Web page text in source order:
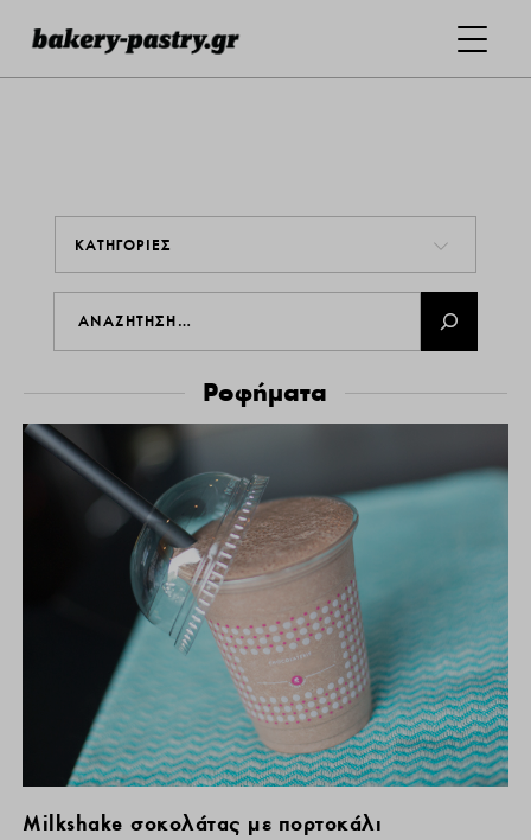
ΚΑΤΗΓΟΡΙΕΣ
Ροφήματα
Milkshake σοκολάτας με πορτοκάλι